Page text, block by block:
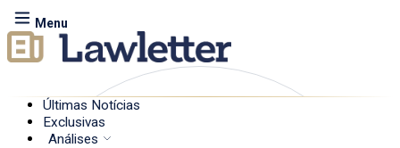
Menu
Últimas Notícias
Exclusivas
Análises